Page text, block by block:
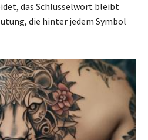
das Schlüsselwort bleibt
die hinter jedem Symbol